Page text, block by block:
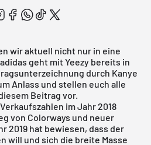
wir aktuell nicht nur in eine
adidas geht mitYeezy bereits in
durch Kanye
Anlass und stellen euch alle
Beitrag vor.
im Jahr 2018
von Colorways und neuer
2019 hat bewiesen, dass der
will und sich die breite Masse